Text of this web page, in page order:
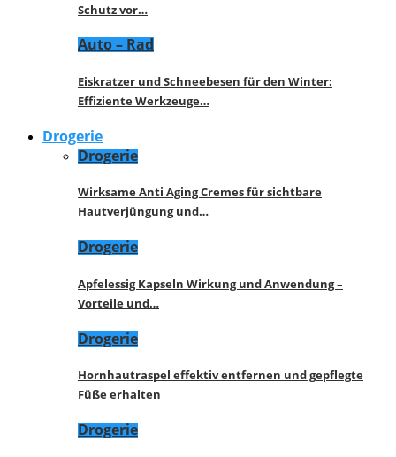
Schutz vor…
Auto – Rad
Eiskratzer und Schneebesen für den Winter:
Effiziente Werkzeuge…
Drogerie
Drogerie
Wirksame Anti Aging Cremes für sichtbare
Hautverjüngung und…
Drogerie
Apfelessig Kapseln Wirkung und Anwendung –
Vorteile und…
Drogerie
Hornhautraspel effektiv entfernen und gepflegte
Füße erhalten
Drogerie